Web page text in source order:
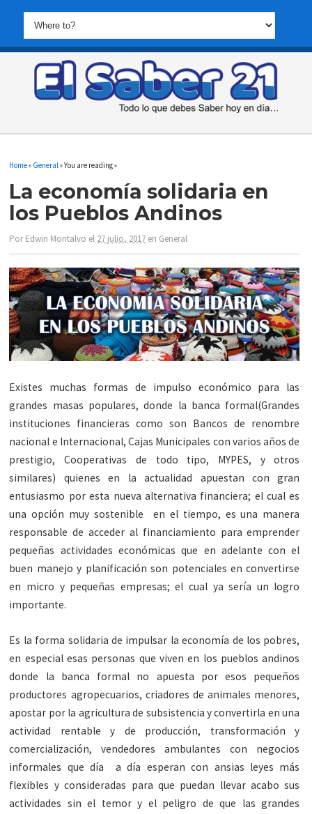
Home» General » You are reading »
La economía solidaria en
los Pueblos Andinos
PorEdwin Montalvo el 27 julio, 2017 en General
Existes muchas formas de impulso económico para las
grandes masas populares, donde la banca formal(Grandes
instituciones financieras como son Bancos de renombre
nacional e Internacional, Cajas Municipales con varios años de
prestigio, Cooperativas de todo tipo, MYPES, y otros
similares) quienes en la actualidad apuestan con gran
entusiasmo por esta nueva alternativa financiera; el cual es
una opción muy sostenible en el tiempo, es una manera
responsable de acceder al financiamiento para emprender
pequeñas actividades económicas que en adelante con el
buen manejo y planificación son potenciales en convertirse
en micro y pequeñas empresas; el cual ya sería un logro
importante.
Es la forma solidaria de impulsar la economía de los pobres,
en especial esas personas que viven en los pueblos andinos
donde la banca formal no apuesta por esos pequeños
productores agropecuarios, criadores de animales menores,
apostar por la agricultura de subsistencia y convertirla en una
actividad rentable y de producción, transformación y
comercialización, vendedores ambulantes con negocios
informales que día a día esperan con ansias leyes más
flexibles y consideradas para que puedan llevar acabo sus
actividades sin el temor y el peligro de que las grandes